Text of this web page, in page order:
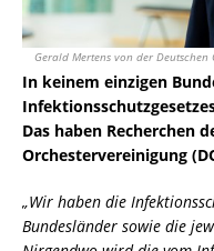
Gerald Mertens von der
In keinem einzigen
Das haben Recherchen
Orchestervereinigung
„Wir haben die
Bundesländer sowie die